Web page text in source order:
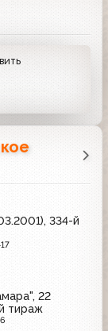
334-й
22
тираж